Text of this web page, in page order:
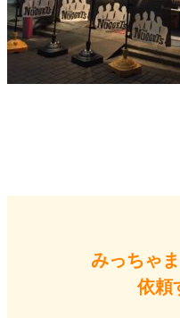
みっちゃ
依頼